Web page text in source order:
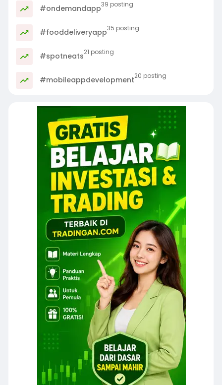
#ondemandapp39 posting
#fooddeliveryapp35 posting
#spotneats21 posting
#mobileappdevelopment20 posting